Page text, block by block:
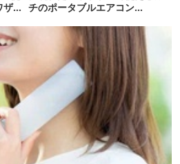
ザ6
チのポータブルエアコン